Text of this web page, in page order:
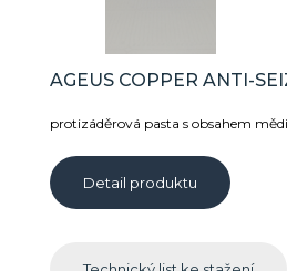
AGEUS COPPER ANTI-
protizáděrová pasta s obsahem mědi
Detail produktu